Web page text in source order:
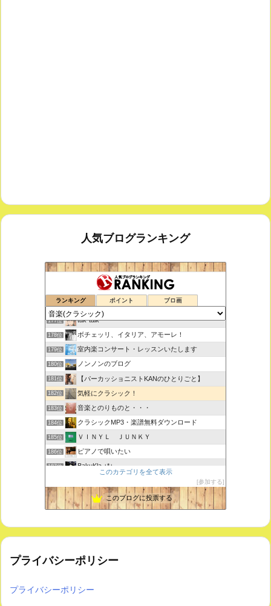
人気ブログランキング
ランキング ポイント ブロ画
鑑賞空間・忘れられない作品
176位 思えば遠くへ来たもんだ
177位 tak-talk
178位 ボチェッリ、イタリア、アモーレ！
179位 室内楽コンサート・レッスンいたします
180位 ノンノンのブログ
181位 【パーカッショニストKANのひとりごと】
182位 気軽にクラシック！
183位 音楽とのりものと・・・
184位 クラシックMP3・楽譜無料ダウンロード
185位 ＶＩＮＹＬ ＪＵＮＫＹ
186位 ピアノで唄いたい
187位 BakuKla +*+
189位 ときどき書きます♪
このカテゴリを全て表示
参加する
このブログに投票する
プライバシーポリシー
プライバシーポリシー